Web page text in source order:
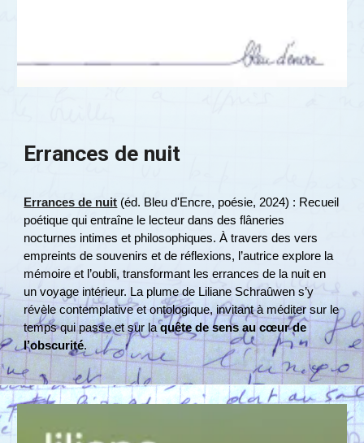
Errances de nuit
Errances de nuit (éd. Bleu d'Encre, poésie, 2024) : Recueil
poétique qui entraîne le lecteur dans des flâneries
nocturnes intimes et philosophiques. À travers des vers
empreints de souvenirs et de réflexions, l’autrice explore la
mémoire et l’oubli, transformant les errances de la nuit en
un voyage intérieur. La plume de Liliane Schraûwen s’y
révèle contemplative et ontologique, invitant à méditer sur le
temps qui passe et sur laquête de sens au cœur de
l’obscurité​.